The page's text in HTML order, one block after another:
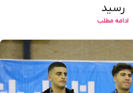
رسید
ادامه مطلب